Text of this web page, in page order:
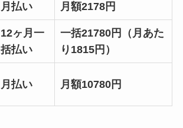
月払い 月額2178円
12ヶ月一
括払い
一括21780円（月あた
り1815円）
月払い 月額10780円